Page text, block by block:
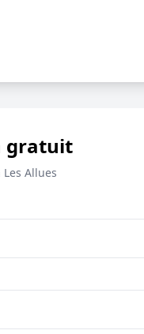
gratuit
Les Allues